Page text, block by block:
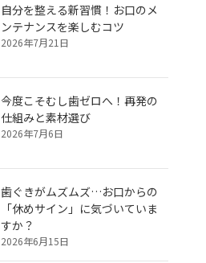
自分を整える新習慣！お口のメ
ンテナンスを楽しむコツ
2026年7月21日
今度こそむし歯ゼロへ！再発の
仕組みと素材選び
2026年7月6日
歯ぐきがムズムズ…お口からの
「休めサイン」に気づいていま
すか？
2026年6月15日